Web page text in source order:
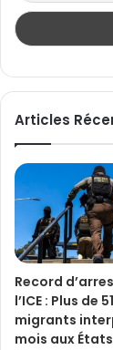
Articles
Record
l’ICE : Plus de
migrants
mois aux